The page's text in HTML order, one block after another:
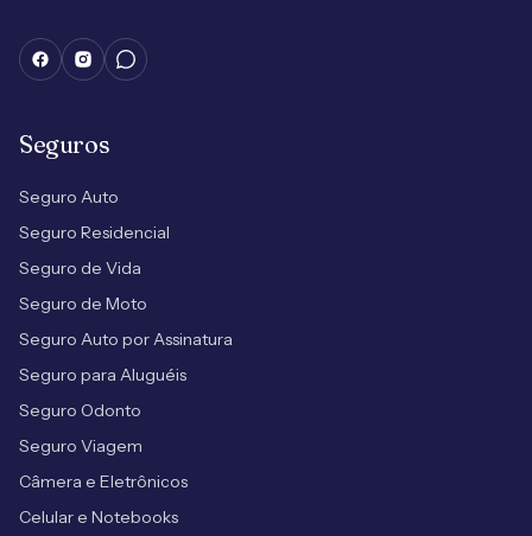
Seguros
Seguro Auto
Seguro Residencial
Seguro de Vida
Seguro de Moto
Seguro Auto por Assinatura
Seguro para Aluguéis
Seguro Odonto
Seguro Viagem
Câmera e Eletrônicos
Celular e Notebooks